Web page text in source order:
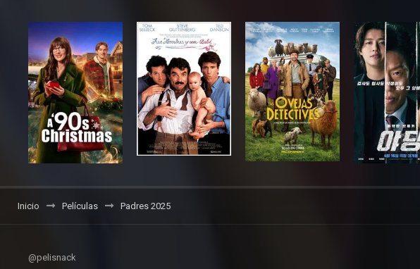
Inicio Películas Padres 2025
@pelisnack